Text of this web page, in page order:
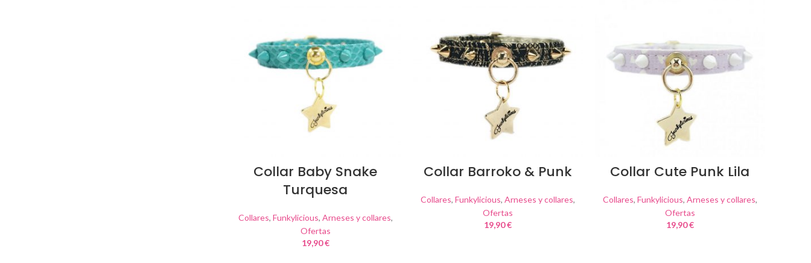
Collar Baby Snake
Turquesa
Collares, Funkylicious, Arneses y collares,
Ofertas
19,90€
Collar Barroko & Punk
Collares, Funkylicious, Arneses y collares,
Ofertas
19,90€
Collar Cute Punk Lila
Collares, Funkylicious, Arneses y collares,
Ofertas
19,90€